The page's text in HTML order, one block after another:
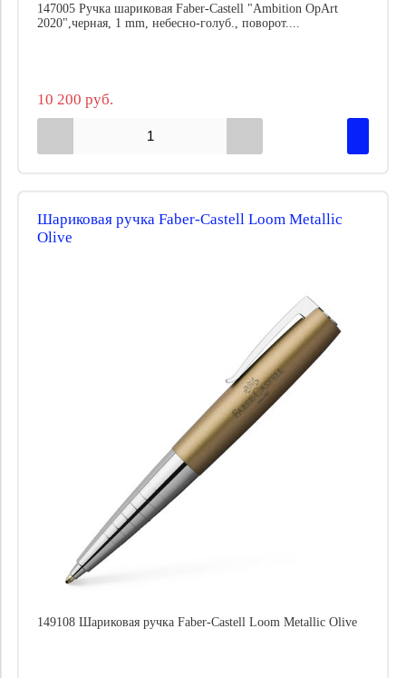
147005 Ручка шариковая Faber-Castell "Ambition OpArt
2020",черная, 1 mm, небесно-голуб., поворот....
10 200 руб.
Шариковая ручка Faber-Castell Loom Metallic
Olive
149108 Шариковая ручка Faber-Castell Loom Metallic Olive